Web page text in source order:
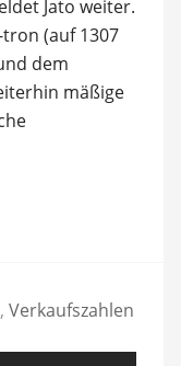
Jato weiter.
(auf 1307
dem
mäßige
, Verkaufszahlen